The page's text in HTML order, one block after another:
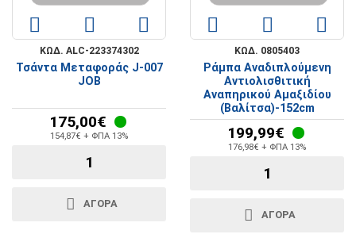
ΚΩΔ. ALC-223374302
Τσάντα Μεταφοράς J-007
JOB
175,00€
154,87€ + ΦΠΑ 13%
ΑΓΟΡΑ
ΚΩΔ. 0805403
Ράμπα Αναδιπλούμενη
Αντιολισθιτική
Αναπηρικού Αμαξιδίου
(Βαλίτσα)-152cm
199,99€
176,98€ + ΦΠΑ 13%
ΑΓΟΡΑ